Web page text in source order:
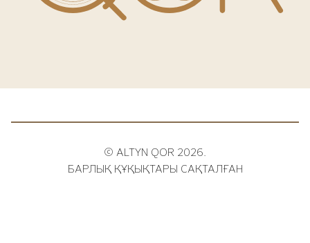
© ALTYN QOR 2026.
БАРЛЫҚ ҚҰҚЫҚТАРЫ САҚТАЛҒАН